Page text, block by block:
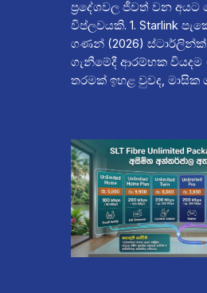
ප්‍රදේශවල ජීවත් වන අයට
විප්ලවයකි. 1. Starlink
ගණන් (2026) ස්ටාර්ලින්ක්
ගැනීමේදී ආරම්භක වියදම
තරමක් ඉහළ වුවද, මාසික